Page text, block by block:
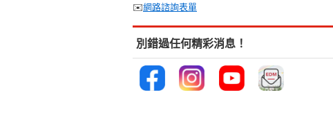
✉️網路諮詢表單
別錯過任何精彩消息！